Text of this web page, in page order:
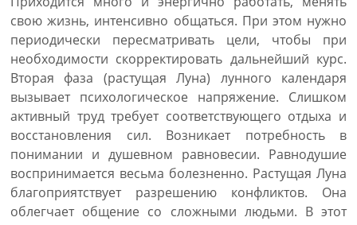
свою жизнь, интенсивно общаться. При этом нужно
периодически пересматривать цели, чтобы при
необходимости скорректировать дальнейший курс.
Вторая фаза (растущая Луна) лунного календаря
вызывает психологическое напряжение. Слишком
активный труд требует соответствующего отдыха и
восстановления сил. Возникает потребность в
понимании и душевном равновесии. Равнодушие
воспринимается весьма болезненно. Растущая Луна
благоприятствует разрешению конфликтов. Она
облегчает общение со сложными людьми. В этот